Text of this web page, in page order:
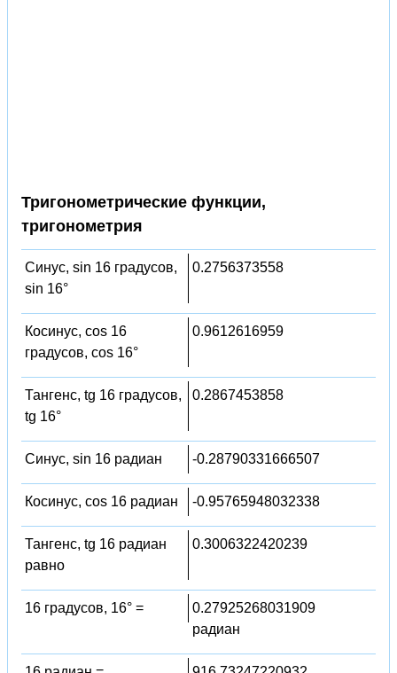
Тригонометрические функции,
тригонометрия
Синус, sin 16 градусов,
sin 16°
0.2756373558
Косинус, cos 16
градусов, cos 16°
0.9612616959
Тангенс, tg 16 градусов,
tg 16°
0.2867453858
Синус, sin 16 радиан -0.28790331666507
Косинус, cos 16 радиан -0.95765948032338
Тангенс, tg 16 радиан
равно
0.3006322420239
16 градусов, 16° =
0.27925268031909
радиан